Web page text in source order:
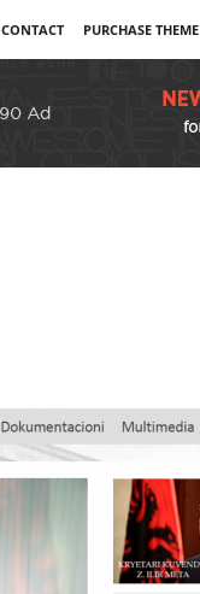
CONTACT PURCHASE THEME